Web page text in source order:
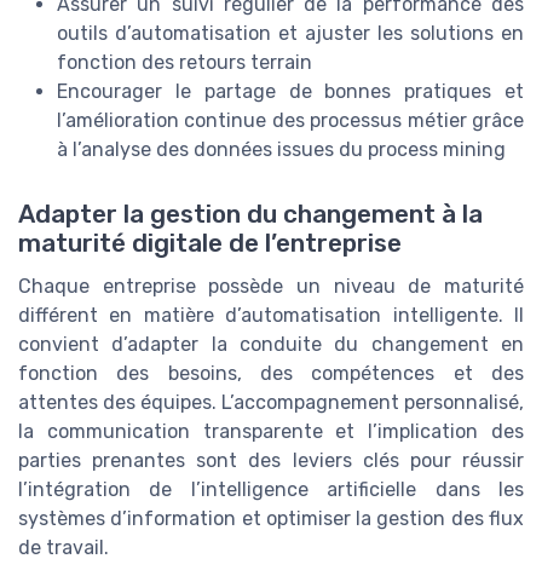
outils d’automatisation et ajuster les solutions en
fonction des retours terrain
Encourager le partage de bonnes pratiques et
l’amélioration continue des processus métier grâce
à l’analyse des données issues du process mining
Adapter la gestion du changement à la
maturité digitale de l’entreprise
Chaque entreprise possède un niveau de maturité
différent en matière d’automatisation intelligente. Il
convient d’adapter la conduite du changement en
fonction des besoins, des compétences et des
attentes des équipes. L’accompagnement personnalisé,
la communication transparente et l’implication des
parties prenantes sont des leviers clés pour réussir
l’intégration de l’intelligence artificielle dans les
systèmes d’information et optimiser la gestion des flux
de travail.